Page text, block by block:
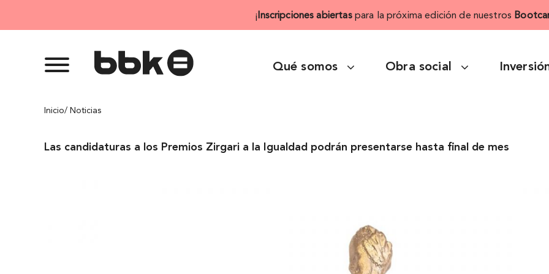
¡ Inscripciones abiertaspara la próxima edición de nuestros
Qué somos Obra social
Inicio/ Noticias
Las candidaturas a los Premios Zirgari a la Igualdad podrán presentarse hasta final de mes